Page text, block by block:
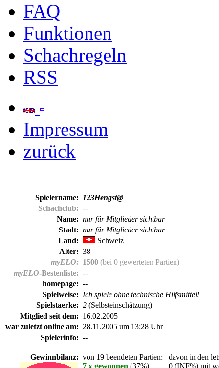
FAQ
Funktionen
Schachregeln
RSS
Impressum
zurück
Spielername:
123Hengst@
Schachclub: --
Name: nur für Mitglieder sichtbar
Stadt: nur für Mitglieder sichtbar
Land:
Schweiz
Alter: 38
myELO: 1500 (bei 0 gewerteten Partien)
myELO-Bestenliste: --
homepage: --
Spielweise: Ich spiele ohne technische Hilfsmittel!
Spielstaerke: 2 (Selbsteinschätzung)
Mitglied seit dem: 16.02.2005
war zuletzt online am: 28.11.2005 um 13:28 Uhr
Spielerinfo: --
Gewinnbilanz: von 19 beendeten Partien: davon in den
7 x gewonnen (37%)
0 (INF%) mit